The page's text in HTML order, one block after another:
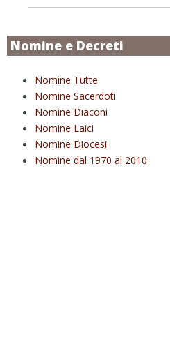
Nomine e Decreti
Nomine Tutte
Nomine Sacerdoti
Nomine Diaconi
Nomine Laici
Nomine Diocesi
Nomine dal 1970 al 2010